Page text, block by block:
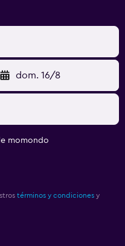
dom. 16/8
momondo
términos y condiciones y